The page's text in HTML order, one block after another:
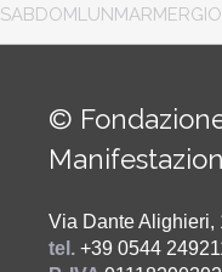
SABDOMLUNMARMERGIO
©
Via Dante Alighieri,
tel. +39 0544